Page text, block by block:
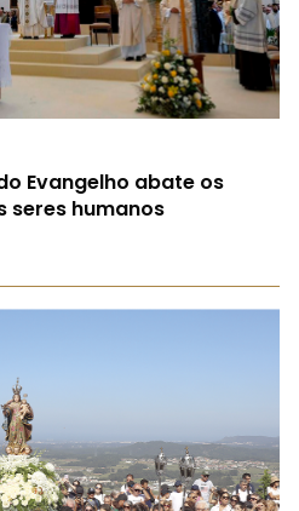
Evangelho abate os
seres humanos